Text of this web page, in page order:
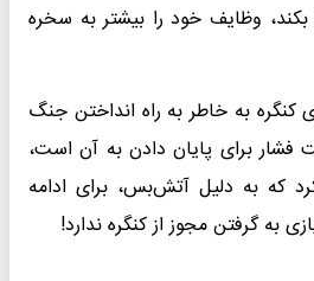
بکند، وظایف خود را بیشتر به سخره
کنگره به خاطر به راه انداختن جنگ
فشار برای پایان دادن به آن است،
کرد که به دلیل آتش‌بس، برای ادامه
به گرفتن مجوز از کنگره ندارد!